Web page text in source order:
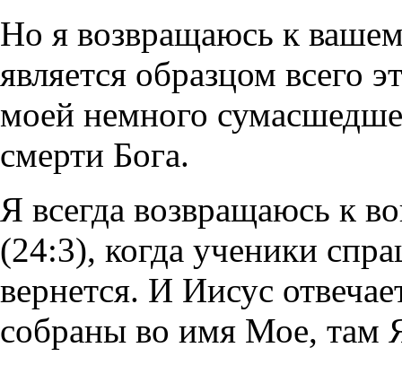
Но я возвращаюсь к
является образцом всего
моей немного
смерти Бога.
Я всегда возвращаюсь к
(24:3), когда ученики
вернется. И Иисус
собраны во имя Мое, там